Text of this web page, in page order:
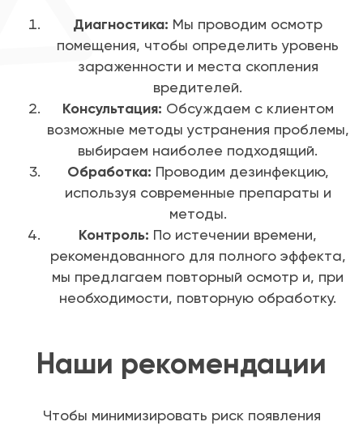
Диагностика: Мы проводим осмотр
помещения, чтобы определить уровень
зараженности и места скопления
вредителей.
Консультация: Обсуждаем с клиентом
возможные методы устранения проблемы,
выбираем наиболее подходящий.
Обработка: Проводим дезинфекцию,
используя современные препараты и
методы.
Контроль: По истечении времени,
рекомендованного для полного эффекта,
мы предлагаем повторный осмотр и, при
необходимости, повторную обработку.
Наши рекомендации
Чтобы минимизировать риск появления